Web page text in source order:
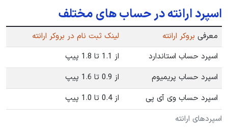
اسپرد ارانته در حساب های مختلف
اسپردهای ارانته
معرفی بروکر ارانته
لینک ثبت نام در بروکر ارانته
اسپرد حساب استاندارد
از 1.1 تا 1.8 پیپ
اسپرد حساب پریمیوم
از 0.9 تا 1.6 پیپ
اسپرد حساب وی آی پی
از 0.4 تا 1.0 پیپ